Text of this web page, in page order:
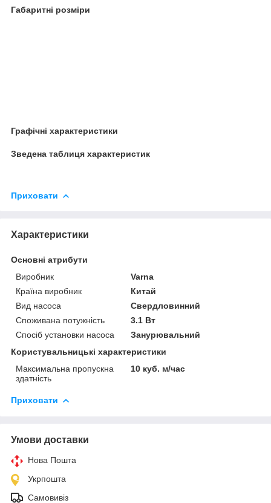
Габаритні розміри
Графічні характеристики
Зведена таблиця характеристик
Приховати
Характеристики
Основні атрибути
Виробник
Varna
Країна виробник
Китай
Вид насоса
Свердловинний
Споживана потужність
3.1 Вт
Спосіб установки насоса
Занурювальний
Користувальницькі характеристики
Максимальна пропускна
здатність
10 куб. м/час
Приховати
Умови доставки
Нова Пошта
Укрпошта
Самовивіз